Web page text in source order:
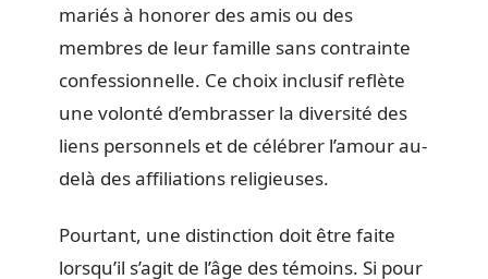
mariés à honorer des amis ou des
membres de leur famille sans contrainte
confessionnelle. Ce choix inclusif reflète
une volonté d’embrasser la diversité des
liens personnels et de célébrer l’amour au-
delà des affiliations religieuses.
Pourtant, une distinction doit être faite
lorsqu’il s’agit de l’âge des témoins. Si pour